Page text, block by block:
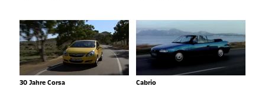
30 Jahre Corsa Cabrio